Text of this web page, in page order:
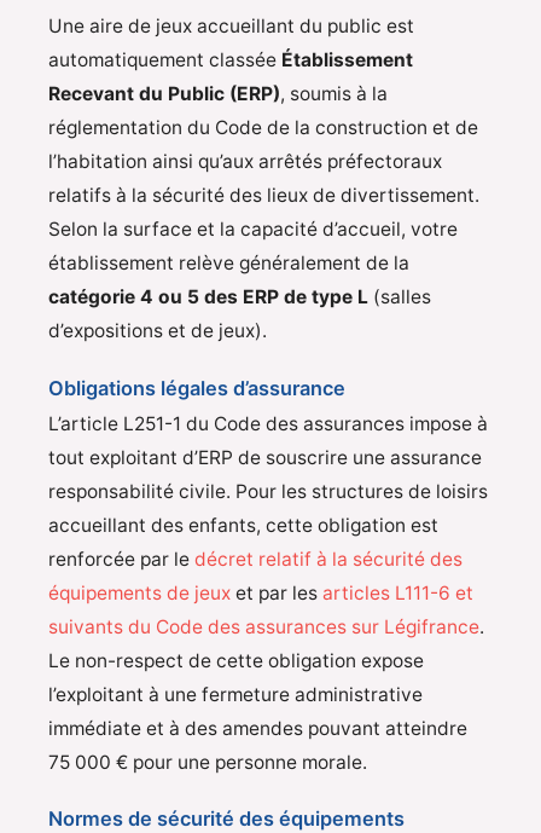
Une aire de jeux accueillant du public est
automatiquement classée Établissement
Recevant du Public (ERP), soumis à la
réglementation du Code de la construction et de
l’habitation ainsi qu’aux arrêtés préfectoraux
relatifs à la sécurité des lieux de divertissement.
Selon la surface et la capacité d’accueil, votre
établissement relève généralement de la
catégorie 4 ou 5 des ERP de type L (salles
d’expositions et de jeux).
Obligations légales d’assurance
L’article L251-1 du Code des assurances impose à
tout exploitant d’ERP de souscrire une assurance
responsabilité civile. Pour les structures de loisirs
accueillant des enfants, cette obligation est
renforcée par le décret relatif à la sécurité des
équipements de jeux et par les articles L111-6 et
suivants du Code des assurances sur Légifrance.
Le non-respect de cette obligation expose
l’exploitant à une fermeture administrative
immédiate et à des amendes pouvant atteindre
75 000 € pour une personne morale.
Normes de sécurité des équipements